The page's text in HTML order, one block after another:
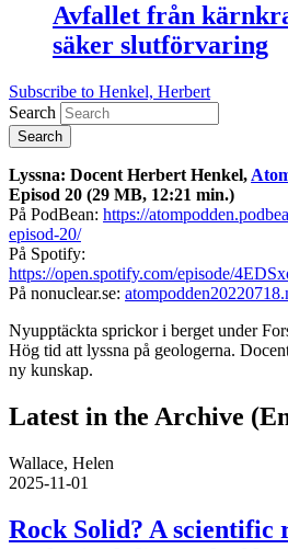
Avfallet från
säker slutförvaring
Subscribe to Henkel, Herbert
Search
Lyssna: Docent Herbert Henkel,
Episod 20 (29 MB, 12:21 min.)
På PodBean: https://
episod-20/
På Spotify:
https://open.spotify.com/episode/
På nonuclear.se:
Nyupptäckta sprickor i berget under
Hög tid att lyssna på geologerna.
ny kunskap.
Latest in the Archive
Wallace, Helen
2025-11-01
Rock Solid? A scientific